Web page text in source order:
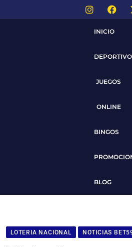
INICIO
JUEGOS
ONLINE
BINGOS
BLOG
LOTERIA NACIONAL NOTICIAS